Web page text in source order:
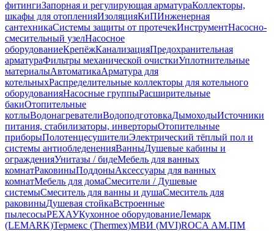
фитингиЗапорная и регулирующая арматураКоллекторы,
шкафы для отопленияИзоляцияКиПИнженерная
сантехникаСистемы защиты от протечекИнструментНасосно-
смесительный узелНасосное
оборудованиеКрепёжКанализацияПредохранительная
арматураФильтры механической очисткиУплотнительные
материалыАвтоматикаАрматура для
котельныхРаспределительные коллекторы для котельного
оборудованияНасосные группыРасширительные
бакиОтопительные
котлыВодонагревателиВодоподготовкаДымоходыИсточники
питания, стабилизаторы, инверторыОтопительные
приборыПолотенцесушителиЭлектрический тёплый пол и
системы антиобледененияВанныДушевые кабины и
огражденияУнитазы / бидеМебель для ванных
комнатРаковиныПоддоныАксессуары для ванных
комнатМебель для домаСмесители / Душевые
системыСмеситель для ванны и душаСмеситель для
раковиныДушевая стойкаВстроенные
пылесосыРЕХАУКухонное оборудованиеЛемарк
(LEMARK)Термекс (Thermex)МВИ (MVI)ROCA АМ.ПМ